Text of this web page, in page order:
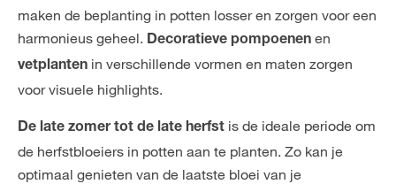
maken de beplanting in potten losser en zorgen voor een
harmonieus geheel. Decoratieve pompoenen en
vetplanten in verschillende vormen en maten zorgen
voor visuele highlights.
De late zomer tot de late herfst is de ideale periode om
de herfstbloeiers in potten aan te planten. Zo kan je
optimaal genieten van de laatste bloei van je